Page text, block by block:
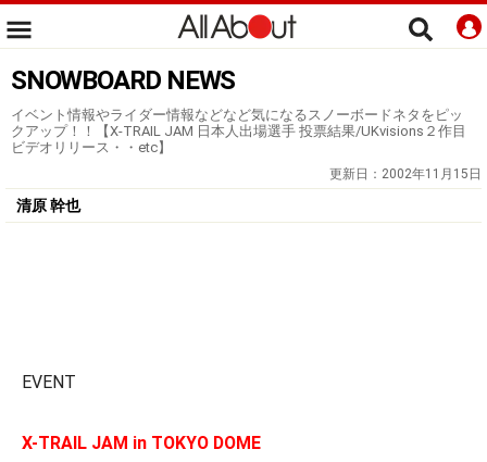
SNOWBOARD NEWS
イベント情報やライダー情報などなど気になるスノーボードネタをピッ
クアップ！！【X-TRAIL JAM 日本人出場選手 投票結果/UKvisions２作目
ビデオリリース・・etc】
更新日： 2002年11月15日
清原 幹也
EVENT
X-TRAIL JAM in TOKYO DOME